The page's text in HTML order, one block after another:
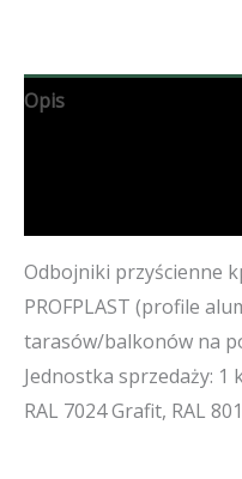
Opis
Odbojniki przyścienne
PROFPLAST (profile
tarasów/balkonów na
Jednostka sprzedaży: 1
RAL 7024 Grafit, RAL